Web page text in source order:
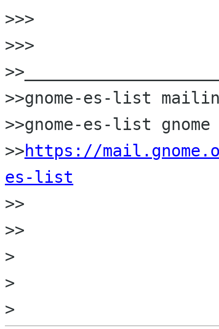
>>>
>>>
>>gnome-es-list
>>gnome-es-list
>>https://
es-list
>>
>>
>
>